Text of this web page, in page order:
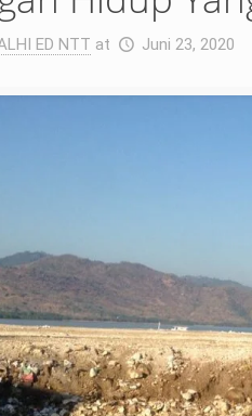
ED NTT at Juni 23, 2020